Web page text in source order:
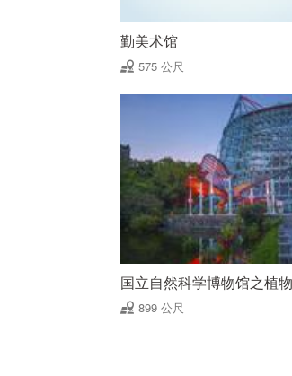
勤美术馆
575 公尺
国立自然科学博物馆之植
899 公尺